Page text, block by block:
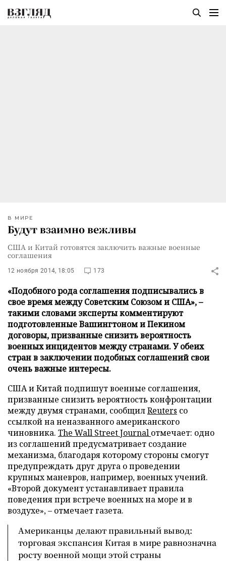
В МИРЕ
Будут взаимно вежливы
США и Китай готовятся заключить важные военные
соглашения
12 ноября 2014, 18:05 173
«Подобного рода соглашения подписывались в
свое время между Советским Союзом и США», –
такими словами эксперты комментируют
подготовленные Вашингтоном и Пекином
договоры, призванные снизить вероятность
военных инцидентов между странами. У обеих
стран в заключении подобных соглашений свои
очень важные интересы.
США и Китай подпишут военные соглашения,
призванные снизить вероятность конфронтации
между двумя странами, сообщилReuters со
ссылкой на неназванного американского
чиновника. The Wall Street Journal отмечает: одно
из соглашений предусматривает создание
механизма, благодаря которому стороны смогут
предупреждать друг друга о проведении
крупных маневров, например, военных учений.
«Второй документ устанавливает правила
поведения при встрече военных на море и в
воздухе», – отмечает газета.
Американцы делают правильный вывод:
торговая экспансия Китая в мире равнозначна
росту военной мощи этой страны